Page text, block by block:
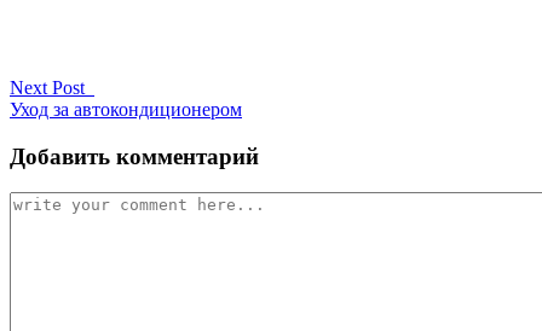
Next Post
Уход за автокондиционером
Добавить комментарий